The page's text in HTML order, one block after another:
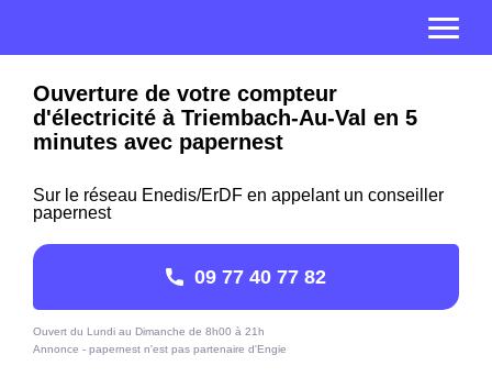
Ouverture de votre compteur
d'électricité à Triembach-Au-Val en 5
minutes avec papernest
Sur le réseau Enedis/ErDF en appelant un conseiller
papernest
09 77 40 77 82
Ouvert du Lundi au Dimanche de 8h00 à 21h
Annonce - papernest n'est pas partenaire d'Engie